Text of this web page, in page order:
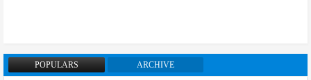
POPULARS ARCHIVE